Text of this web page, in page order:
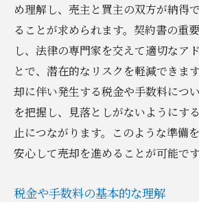
め理解し、売主と買主の双方が納得
ることが求められます。契約書の重
し、法律の専門家を交えて適切なア
とで、潜在的なリスクを軽減できま
却に伴い発生する税金や手数料につ
を把握し、見落としがないようにす
止につながります。このような準備
安心して売却を進めることが可能です
税金や手数料の基本的な理解